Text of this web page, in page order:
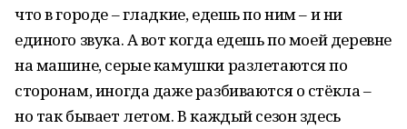
что в городе – гладкие, едешь по ним – и ни
единого звука. А вот когда едешь по моей деревне
на машине, серые камушки разлетаются по
сторонам, иногда даже разбиваются о стёкла –
но так бывает летом. В каждый сезон здесь